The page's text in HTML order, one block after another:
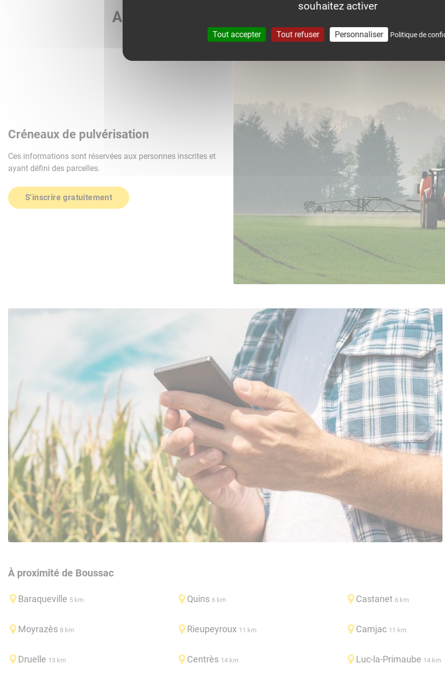
Agri météo vous accompagne dans le suivi
Créneaux de pulvérisation
Ces informations sont réservées aux personnes inscrites et
ayant défini des parcelles.
S'inscrire gratuitement
À proximité de Boussac
Baraqueville 5 km Quins 6 km Castanet 6 km
Moyrazès 8 km Rieupeyroux 11 km Camjac 11 km
Druelle 13 km Centrès 14 km Luc-la-Primaube 14 km
souhaitez activer
Tout accepter Tout refuser Personnaliser Politique de